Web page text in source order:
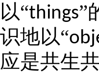
以“things”
识地以“
应是共生